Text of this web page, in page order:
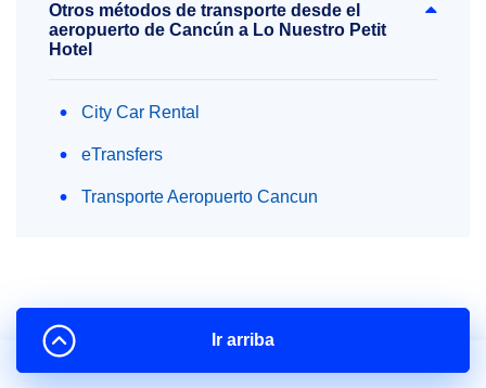
Otros métodos de transporte desde el
aeropuerto de Cancún a Lo Nuestro Petit
Hotel
City Car Rental
eTransfers
Transporte Aeropuerto Cancun
Ir arriba